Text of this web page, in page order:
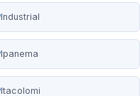
Industrial
Ipanema
Itacolomi